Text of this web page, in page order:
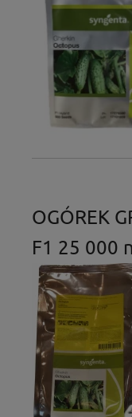
OGÓREK
F1 25 000